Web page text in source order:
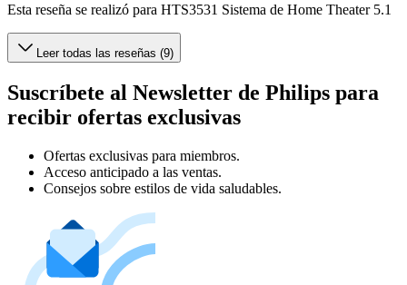
Esta reseña se realizó para HTS3531 Sistema de Home Theater 5.1
Leer todas las reseñas (9)
Suscríbete al Newsletter de Philips para
recibir ofertas exclusivas
Ofertas exclusivas para miembros.
Acceso anticipado a las ventas.
Consejos sobre estilos de vida saludables.